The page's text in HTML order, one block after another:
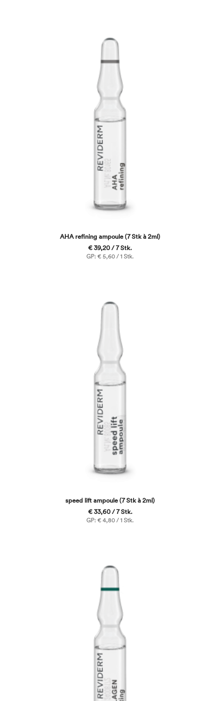
AHA refining ampoule (7 Stk à 2ml)
€ 39,20 / 7 Stk.
GP: € 5,60 / 1 Stk.
speed lift ampoule (7 Stk à 2ml)
€ 33,60 / 7 Stk.
GP: € 4,80 / 1 Stk.